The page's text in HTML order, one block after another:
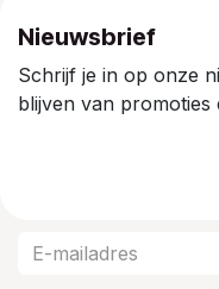
Nieuwsbrief
Schrijf je in op onze
blijven van